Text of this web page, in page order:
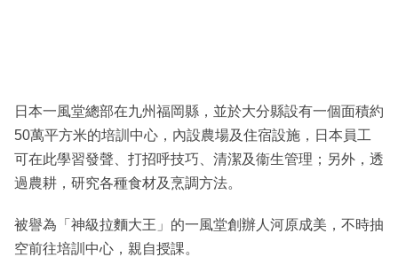
日本一風堂總部在九州福岡縣，並於大分縣設有一個面積約
50萬平方米的培訓中心，內設農場及住宿設施，日本員工
可在此學習發聲、打招呼技巧、清潔及衞生管理；另外，透
過農耕，研究各種食材及烹調方法。
被譽為「神級拉麵大王」的一風堂創辦人河原成美，不時抽
空前往培訓中心，親自授課。